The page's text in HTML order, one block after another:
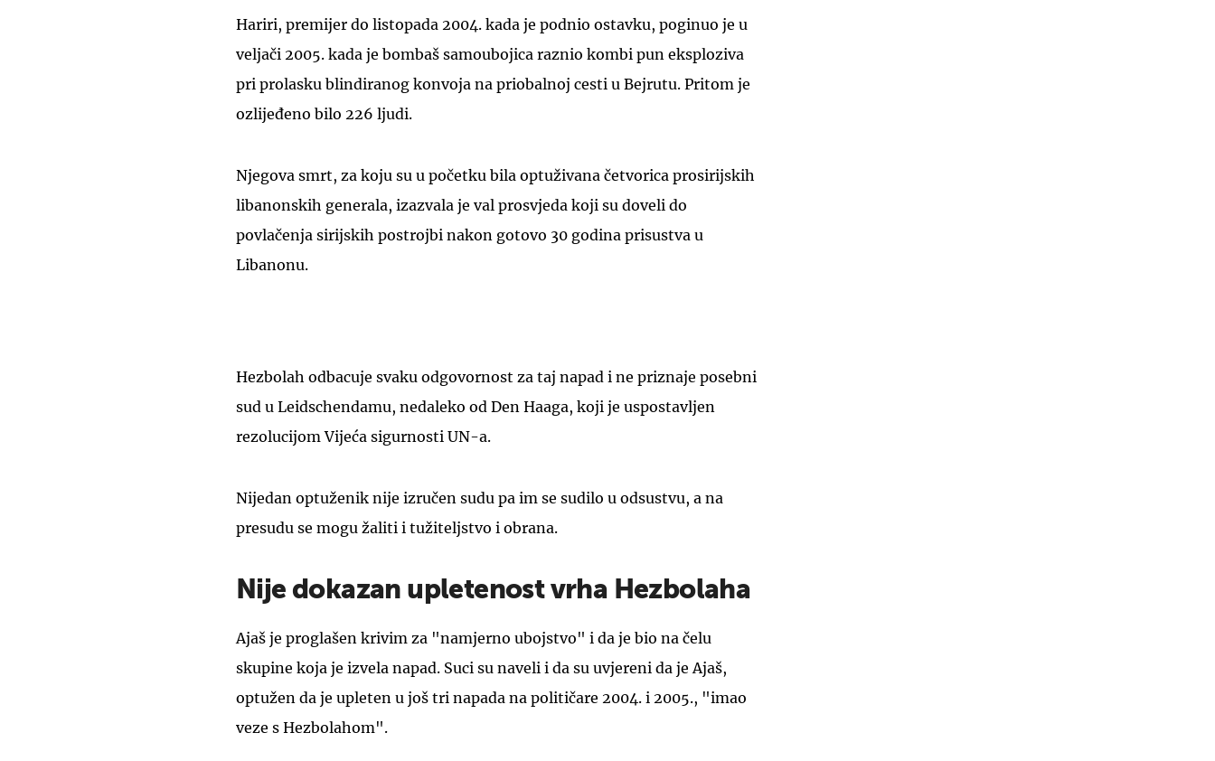
Hariri, premijer do listopada 2004. kada je podnio ostavku, poginuo je u
veljači 2005. kada je bombaš samoubojica raznio kombi pun eksploziva
pri prolasku blindiranog konvoja na priobalnoj cesti u Bejrutu. Pritom je
ozlijeđeno bilo 226 ljudi.
Njegova smrt, za koju su u početku bila optuživana četvorica prosirijskih
libanonskih generala, izazvala je val prosvjeda koji su doveli do
povlačenja sirijskih postrojbi nakon gotovo 30 godina prisustva u
Libanonu.
Hezbolah odbacuje svaku odgovornost za taj napad i ne priznaje posebni
sud u Leidschendamu, nedaleko od Den Haaga, koji je uspostavljen
rezolucijom Vijeća sigurnosti UN-a.
Nijedan optuženik nije izručen sudu pa im se sudilo u odsustvu, a na
presudu se mogu žaliti i tužiteljstvo i obrana.
Nije dokazan upletenost vrha Hezbolaha
Ajaš je proglašen krivim za "namjerno ubojstvo" i da je bio na čelu
skupine koja je izvela napad. Suci su naveli i da su uvjereni da je Ajaš,
optužen da je upleten u još tri napada na političare 2004. i 2005., "imao
veze s Hezbolahom".